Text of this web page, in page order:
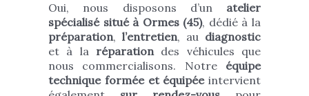
Oui, nous disposons d’un atelier
spécialisé situé à Ormes (45), dédié à la
préparation, l’entretien, au diagnostic
et à la réparationdes véhicules que
nous commercialisons. Notre équipe
technique formée et équipéeintervient